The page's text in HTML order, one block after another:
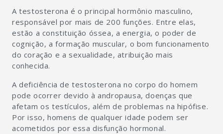
A testosterona é o principal hormônio masculino,
responsável por mais de 200 funções. Entre elas,
estão a constituição óssea, a energia, o poder de
cognição, a formação muscular, o bom funcionamento
do coração e a sexualidade, atribuição mais
conhecida.
A deficiência de testosterona no corpo do homem
pode ocorrer devido à andropausa, doenças que
afetam os testículos, além de problemas na hipófise.
Por isso, homens de qualquer idade podem ser
acometidos por essa disfunção hormonal.